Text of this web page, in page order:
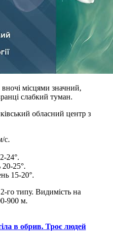
місцями значний,
слабкий туман.
обласний центр з
с.
24°.
20-25°.
15-20°.
го типу. Видимість на
900 м.
в обрив. Троє людей